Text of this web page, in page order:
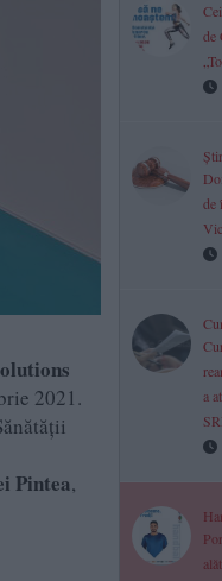
2021.
Pintea,
de
de
a